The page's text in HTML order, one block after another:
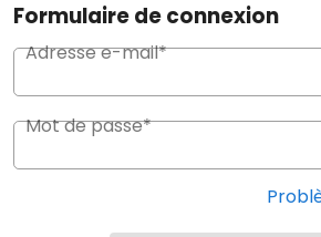
Formulaire de connexion
Adresse e-mail*
Mot de passe*